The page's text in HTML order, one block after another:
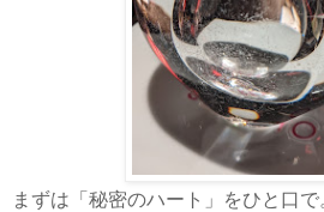
まずは「秘密のハート」をひと口で